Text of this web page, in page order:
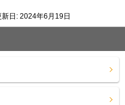
日: 2024年6月19日